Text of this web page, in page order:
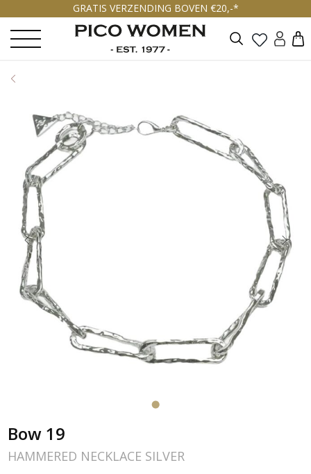
GRATIS VERZENDING BOVEN €20,-*
Zoeken
Bow 19
HAMMERED NECKLACE SILVER